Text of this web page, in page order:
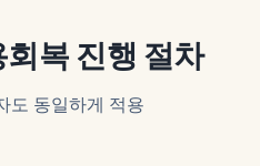
회복진행 절차
도 동일하게 적용